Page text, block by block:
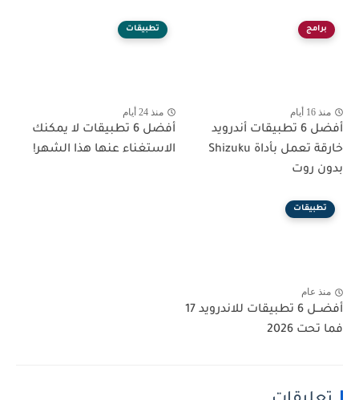
برامج
منذ 16 أيام
أفضل 6 تطبيقات أندرويد
خارقة تعمل بأداة Shizuku
بدون روت
تطبيقات
منذ 24 أيام
أفضل 6 تطبيقات لا يمكنك
الاستغناء عنها هذا الشهر!
تطبيقات
منذ عام
أفضــل 6 تطبيقات للاندرويد 17
فما تحت 2026